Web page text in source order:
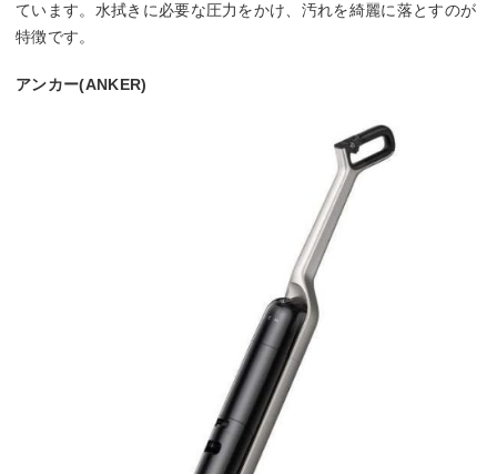
ています。水拭きに必要な圧力をかけ、汚れを綺麗に落とすのが
特徴です。
アンカー(ANKER)